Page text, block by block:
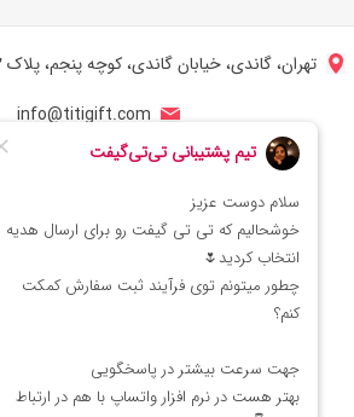
تهران، گاندی، خیابان گاندی، کوچه پنجم، پلاک 22، طبقه: 7، واحد 702
info@titigift.com
شماره تماس ایران: 02166066403
شماره تماس آمریکا: 0014088054942